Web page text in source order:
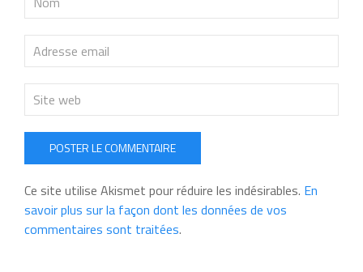
POSTER LE COMMENTAIRE
Ce site utilise Akismet pour réduire les indésirables. En
savoir plus sur la façon dont les données de vos
commentaires sont traitées.